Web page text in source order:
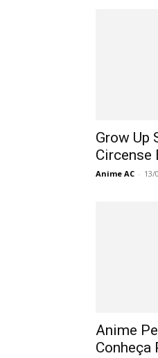
Grow Up
Circense
Anime AC - 13/
Anime
Conheça